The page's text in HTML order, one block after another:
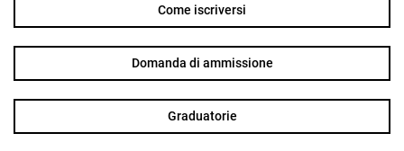
Come iscriversi
Domanda di ammissione
Graduatorie